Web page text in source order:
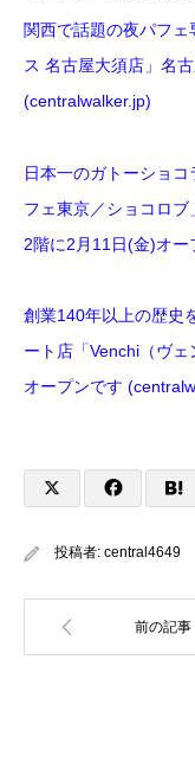
関西で話題の夜パフ
ス 名古屋大須店」名
(centralwalker.jp)
日本一のガトーショ
フェ東京／ショコロ
2階に2月11日(金)オ
創業140年以上の歴史
ート店「Venchi（ヴ
オープンです
投稿者: central4649